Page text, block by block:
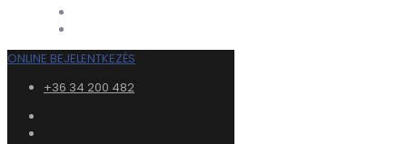
ONLINE BEJELENTKEZÉS
+36 34 200 482